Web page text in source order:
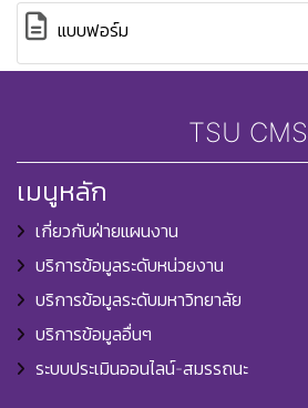
แบบฟอร์ม
TSU CMS
เมนูหลัก
เกี่ยวกับฝ่ายแผนงาน
บริการข้อมูลระดับหน่วยงาน
บริการข้อมูลระดับมหาวิทยาลัย
บริการข้อมูลอื่นๆ
ระบบประเมินออนไลน์-สมรรถนะ